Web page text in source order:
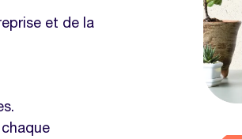
et de la